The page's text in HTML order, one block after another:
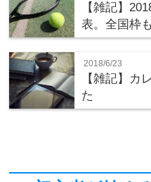
【雑記】
表。全国枠
2018/6/23
【雑記】カ
た